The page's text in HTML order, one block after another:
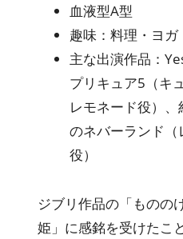
血液型A型
趣味：料理・ヨガ
主な出演作品：
プリキュア5（キ
レモネード役）、
のネバーランド（
役）
ジブリ作品の「ものの
姫」に感銘を受けたこ